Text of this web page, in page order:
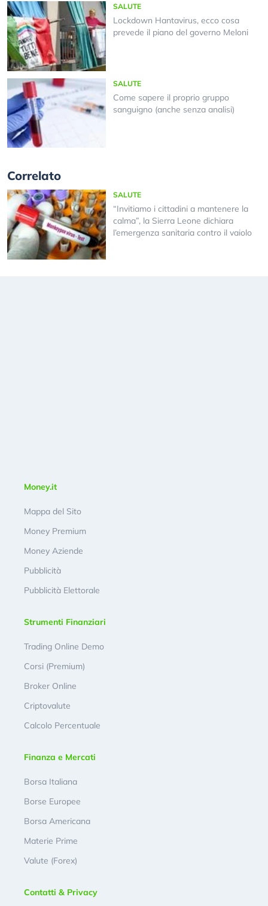
SALUTE
Lockdown Hantavirus, ecco cosa
prevede il piano del governo Meloni
SALUTE
Come sapere il proprio gruppo
sanguigno (anche senza analisi)
Correlato
SALUTE
“Invitiamo i cittadini a mantenere la
calma”, la Sierra Leone dichiara
l’emergenza sanitaria contro il vaiolo
Money.it
Mappa del Sito
Money Premium
Money Aziende
Pubblicità
Pubblicità Elettorale
Strumenti Finanziari
Trading Online Demo
Corsi (Premium)
Broker Online
Criptovalute
Calcolo Percentuale
Finanza e Mercati
Borsa Italiana
Borse Europee
Borsa Americana
Materie Prime
Valute (Forex)
Contatti & Privacy